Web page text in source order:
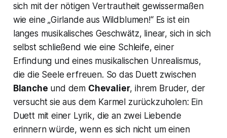
sich mit der nötigen Vertrautheit gewissermaßen
wie eine „Girlande aus Wildblumen!“ Es ist ein
langes musikalisches Geschwätz, linear, sich in sich
selbst schließend wie eine Schleife, einer
Erfindung und eines musikalischen Unrealismus,
die die Seele erfreuen. So das Duett zwischen
Blanche und dem Chevalier, ihrem Bruder, der
versucht sie aus dem Karmel zurückzuholen: Ein
Duett mit einer Lyrik, die an zwei Liebende
erinnern würde, wenn es sich nicht um einen